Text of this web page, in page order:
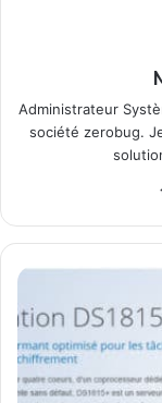
Administrateur
société zerobug.
S
n
o
l
o